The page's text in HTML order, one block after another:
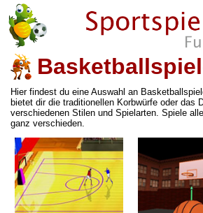
Hier findest du eine Auswahl an
bietet dir die traditionellen Korbwürfe oder das
verschiedenen Stilen und Spielarten. Spiele
ganz verschieden.